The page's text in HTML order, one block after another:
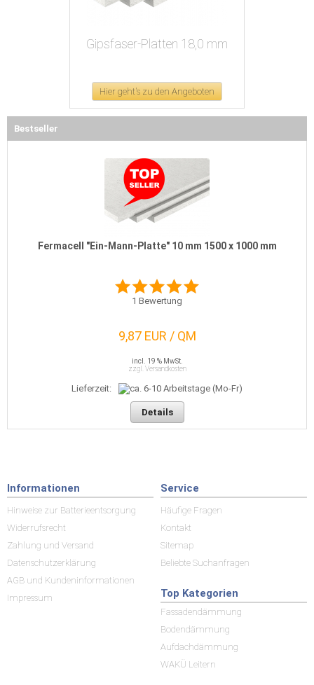
Gipsfaser-Platten 18,0 mm
Hier geht's zu den Angeboten
Bestseller
Fermacell "Ein-Mann-Platte" 10 mm 1500 x 1000 mm
1 Bewertung
9,87 EUR / QM
incl. 19 % MwSt.
zzgl. Versandkosten
Lieferzeit:
Details
Informationen
Hinweise zur Batterieentsorgung
Widerrufsrecht
Zahlung und Versand
Datenschutzerklärung
AGB und Kundeninformationen
Impressum
Service
Häufige Fragen
Kontakt
Sitemap
Beliebte Suchanfragen
Top Kategorien
Fassadendämmung
Bodendämmung
Aufdachdämmung
WAKÜ Leitern